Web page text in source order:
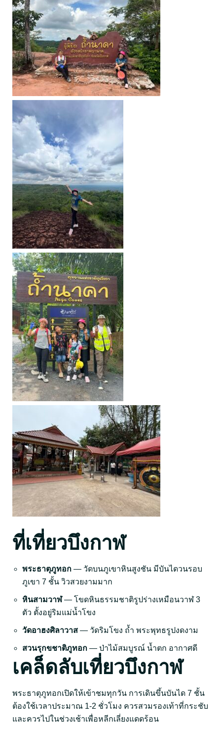
ที่เที่ยวบึงกาฬ
พระธาตุภูทอก — วัดบนภูเขาหินสูงชัน มีบันไดวนรอบ
ภูเขา 7 ชั้น วิวสวยงามมาก
หินสามวาฬ— โขดหินธรรมชาติรูปร่างเหมือนวาฬ 3
ตัว ตั้งอยู่ริมแม่น้ำโขง
วัดอาฮงศิลาวาส — วัดริมโขง ถ้ำ พระพุทธรูปงดงาม
สวนรุกขชาติภูทอก — ป่าไม้สมบูรณ์ น้ำตก อากาศดี
เคล็ดลับเที่ยวบึงกาฬ
พระธาตุภูทอกเปิดให้เข้าชมทุกวัน การเดินขึ้นบันได 7 ชั้น
ต้องใช้เวลาประมาณ 1-2 ชั่วโมง ควรสวมรองเท้าที่กระชับ
และควรไปในช่วงเช้าเพื่อหลีกเลี่ยงแดดร้อน